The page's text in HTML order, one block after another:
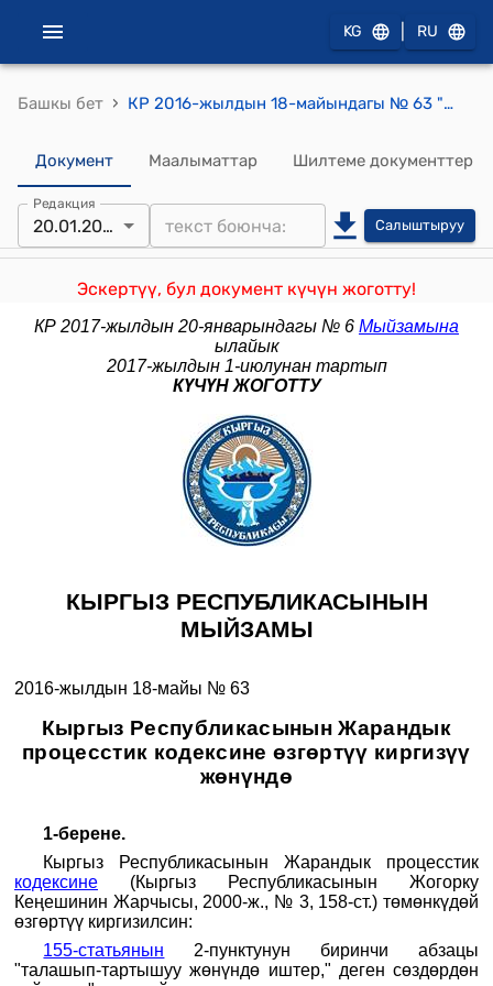
KG RU
Башкы бет › КР 2016-жылдын 18-майындагы № 63 "Кыргыз Республикасынын Жарандык процесстик кодексине өзгөртүү киргизүү жөнүндө" Мыйзамы
Документ Маалыматтар Шилтеме документтер
Редакция
20.01.2017 Салыштыруу
Эскертүү, бул документ күчүн жоготту!